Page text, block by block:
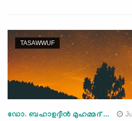
TASAWWUF
ഡോ. ബഹാഉദ്ദീന്‍ മുഹമ്മദ് ...